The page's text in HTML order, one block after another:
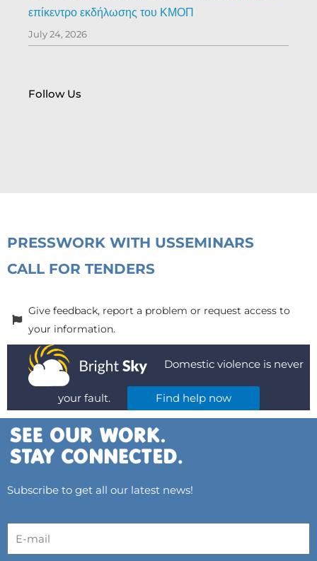
επίκεντρο εκδήλωσης του ΚΜΟΠ
July 24, 2026
Follow Us
PRESSWORK WITH USSEMINARS
CALL FOR TENDERS
Give feedback, report a problem or request access to
your information.
Domestic violence is never
your fault. Find help now
Subscribe to get all our latest news!